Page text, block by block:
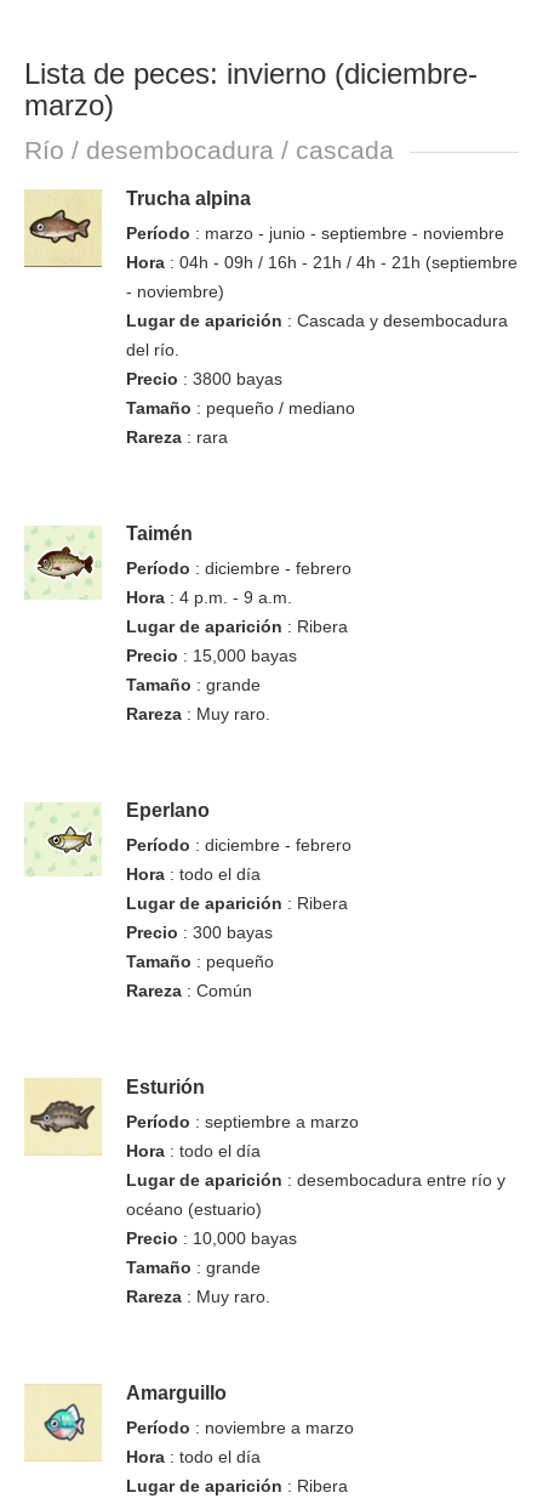
Lista de peces: invierno (diciembre-
marzo)
Río / desembocadura / cascada
Trucha alpina
Período : marzo - junio - septiembre - noviembre
Hora: 04h - 09h / 16h - 21h / 4h - 21h (septiembre
- noviembre)
Lugar de aparición : Cascada y desembocadura
del río.
Precio : 3800 bayas
Tamaño : pequeño / mediano
Rareza: rara
Taimén
Período : diciembre - febrero
Hora : 4 p.m. - 9 a.m.
Lugar de aparición : Ribera
Precio : 15,000 bayas
Tamaño : grande
Rareza : Muy raro.
Eperlano
Período : diciembre - febrero
Hora : todo el día
Lugar de aparición : Ribera
Precio : 300 bayas
Tamaño : pequeño
Rareza : Común
Esturión
Período : septiembre a marzo
Hora: todo el día
Lugar de aparición : desembocadura entre río y
océano (estuario)
Precio : 10,000 bayas
Tamaño : grande
Rareza: Muy raro.
Amarguillo
Período : noviembre a marzo
Hora : todo el día
Lugar de aparición : Ribera